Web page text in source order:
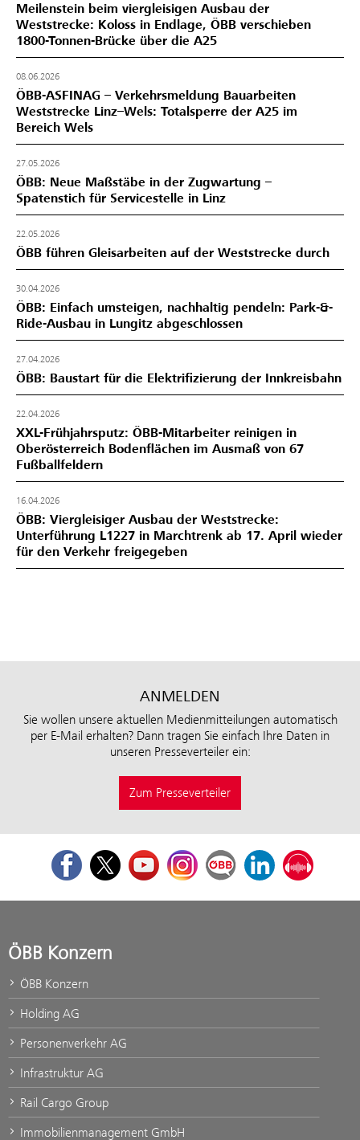
Meilenstein beim viergleisigen Ausbau der
Weststrecke: Koloss in Endlage, ÖBB verschieben
1800-Tonnen-Brücke über die A25
08.06.2026
ÖBB-ASFINAG – Verkehrsmeldung Bauarbeiten
Weststrecke Linz–Wels: Totalsperre der A25 im
Bereich Wels
27.05.2026
ÖBB: Neue Maßstäbe in der Zugwartung –
Spatenstich für Servicestelle in Linz
22.05.2026
ÖBB führen Gleisarbeiten auf der Weststrecke durch
30.04.2026
ÖBB: Einfach umsteigen, nachhaltig pendeln: Park-&-
Ride-Ausbau in Lungitz abgeschlossen
27.04.2026
ÖBB: Baustart für die Elektrifizierung der Innkreisbahn
22.04.2026
XXL-Frühjahrsputz: ÖBB-Mitarbeiter reinigen in
Oberösterreich Bodenflächen im Ausmaß von 67
Fußballfeldern
16.04.2026
ÖBB: Viergleisiger Ausbau der Weststrecke:
Unterführung L1227 in Marchtrenk ab 17. April wieder
für den Verkehr freigegeben
ANMELDEN
Sie wollen unsere aktuellen Medienmitteilungen automatisch
per E-Mail erhalten? Dann tragen Sie einfach Ihre Daten in
unseren Presseverteiler ein:
Zum Presseverteiler
FacebookTwitterYoutubeInstagramÖBB Corporate Blog
LinkedInPodcast
ÖBB Konzern
ÖBB Konzern
Holding AG
Personenverkehr AG
Infrastruktur AG
Rail Cargo Group
Immobilienmanagement GmbH